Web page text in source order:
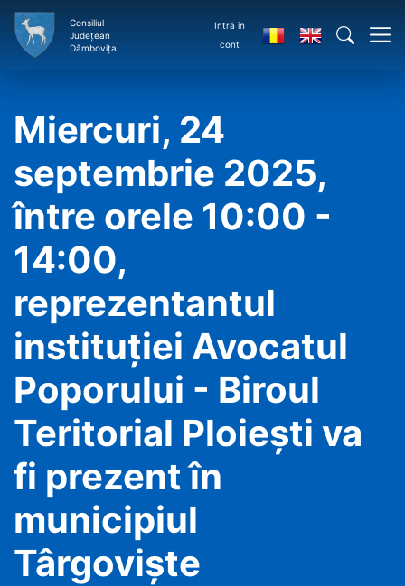
Consiliul
Județean
Dâmbovița
Intră în
cont
Miercuri, 24
septembrie 2025,
între orele 10:00 -
14:00,
reprezentantul
instituţiei Avocatul
Poporului - Biroul
Teritorial Ploieşti va
fi prezent în
municipiul
Târgovişte